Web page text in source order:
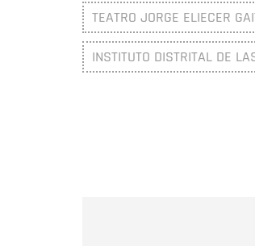
TEATRO JORGE ELIECER
INSTITUTO DISTRITAL DE